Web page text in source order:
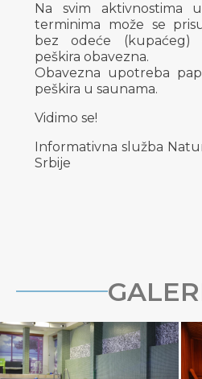
Na svim aktivnostima
terminima može se
bez odeće
peškira obavezna.
Obavezna upotreba
peškira u saunama.
Vidimo se!
Informativna služba
Srbije